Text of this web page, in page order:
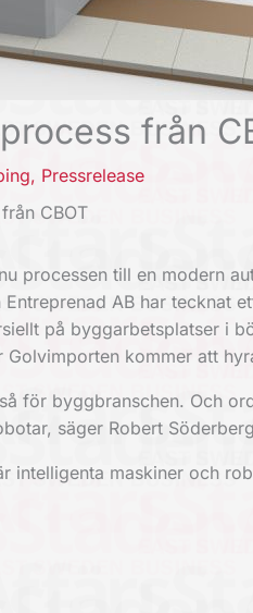
från
, Pressrelease
CBOT
processen till en modern
AB har tecknat
på byggarbetsplatser i
kommer att
för byggbranschen. Och
säger Robert
intelligenta maskiner och